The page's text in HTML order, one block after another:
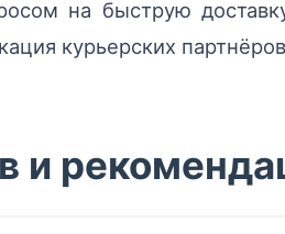
на быструю
курьерских
и